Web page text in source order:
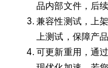
品内部文件，后
兼容性测试，上
上测试，保障产
可更新重用，通